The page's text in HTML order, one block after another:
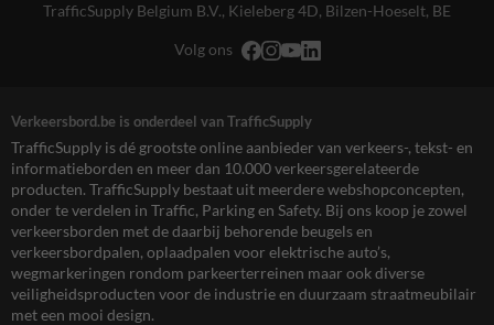
TrafficSupply Belgium B.V., Kieleberg 4D, Bilzen-Hoeselt, BE
Volg ons
Verkeersbord.be is onderdeel van TrafficSupply
TrafficSupply is dé grootste online aanbieder van verkeers-, tekst- en
informatieborden en meer dan 10.000 verkeersgerelateerde
producten. TrafficSupply bestaat uit meerdere webshopconcepten,
onder te verdelen in Traffic, Parking en Safety. Bij ons koop je zowel
verkeersborden met de daarbij behorende beugels en
verkeersbordpalen, oplaadpalen voor elektrische auto’s,
wegmarkeringen rondom parkeerterreinen maar ook diverse
veiligheidsproducten voor de industrie en duurzaam straatmeubilair
met een mooi design.